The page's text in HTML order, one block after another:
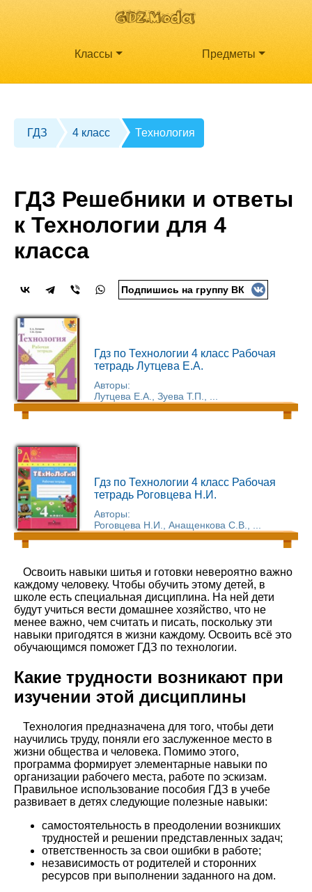
Классы Предметы
ГДЗ 4 класс Технология
ГДЗ Решебники и ответы
к Технологии для 4
класса
Подпишись на группу ВК
Гдз по Технологии 4 класс Рабочая
тетрадь Лутцева Е.А.
Авторы:
Лутцева Е.А., Зуева Т.П., ...
Гдз по Технологии 4 класс Рабочая
тетрадь Роговцева Н.И.
Авторы:
Роговцева Н.И., Анащенкова С.В., ...
Освоить навыки шитья и готовки невероятно важно
каждому человеку. Чтобы обучить этому детей, в
школе есть специальная дисциплина. На ней дети
будут учиться вести домашнее хозяйство, что не
менее важно, чем считать и писать, поскольку эти
навыки пригодятся в жизни каждому. Освоить всё это
обучающимся поможет ГДЗ по технологии.
Какие трудности возникают при
изучении этой дисциплины
Технология предназначена для того, чтобы дети
научились труду, поняли его заслуженное место в
жизни общества и человека. Помимо этого,
программа формирует элементарные навыки по
организации рабочего места, работе по эскизам.
Правильное использование пособия ГДЗ в учебе
развивает в детях следующие полезные навыки:
самостоятельность в преодолении возникших
трудностей и решении представленных задач;
ответственность за свои ошибки в работе;
независимость от родителей и сторонних
ресурсов при выполнении заданного на дом.